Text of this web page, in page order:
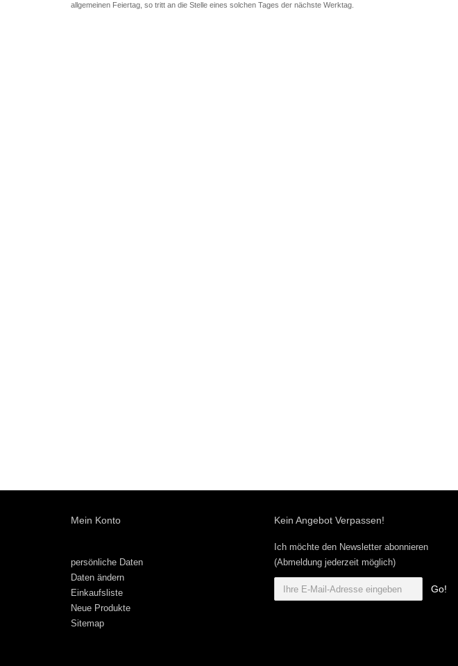
allgemeinen Feiertag, so tritt an die Stelle eines solchen Tages der nächste Werktag.
Mein Konto
persönliche Daten
Daten ändern
Einkaufsliste
Neue Produkte
Sitemap
Kein Angebot Verpassen!
Ich möchte den Newsletter abonnieren
(Abmeldung jederzeit möglich)
Go!